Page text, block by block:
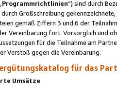
Programmrichtlinien“) sind durch
Großschreibung
gemäß Ziffern 3 und 6 der
Vereinbarung fort. Vorsorglich und
für die Teilnahme am
Verstoß gegen die Vereinbarung.
für das
Umsätze